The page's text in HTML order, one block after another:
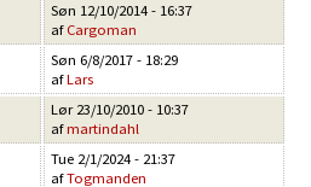
Søn 12/10/2014 - 16:37
af Cargoman
Søn 6/8/2017 - 18:29
afLars
Lør 23/10/2010 - 10:37
afmartindahl
Tue 2/1/2024 - 21:37
afTogmanden